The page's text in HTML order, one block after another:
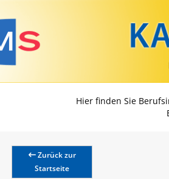
Hier finden Sie
Zurück zur
Startseite